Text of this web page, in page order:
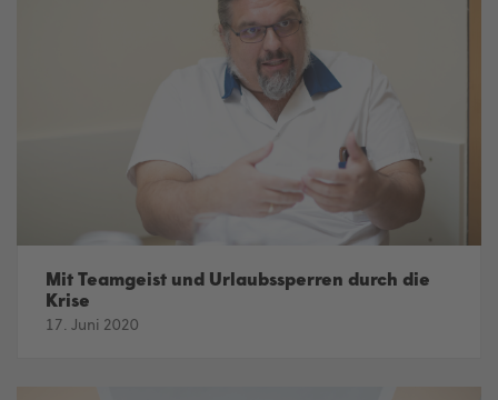
Mit Teamgeist und Urlaubssperren durch die
Krise
17. Juni 2020